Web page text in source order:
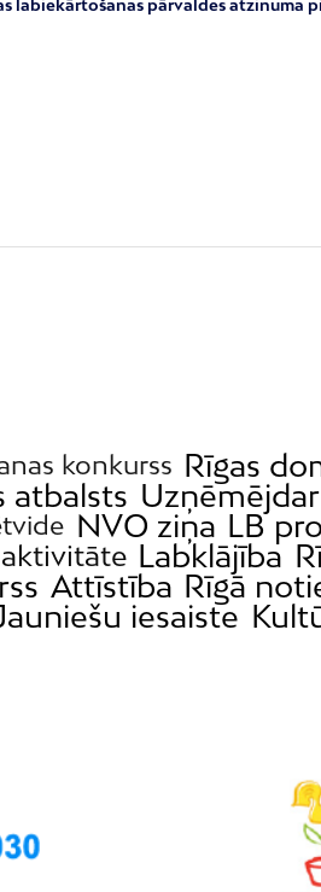
labiekārtošanas pārvaldes atzinuma
konkurss Rīgas
atbalsts
NVO ziņa LB
Labklājība
Attīstība Rīgā
iesaiste